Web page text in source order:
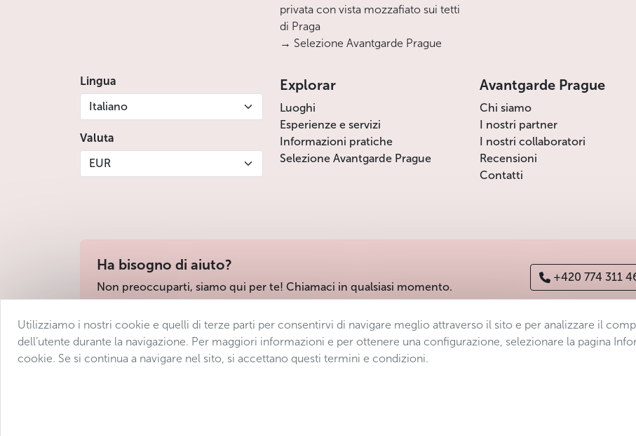
privata con vista mozzafiato sui tetti
di Praga
→ Selezione Avantgarde Prague
Lingua
Italiano
Valuta
EUR
Explorar
Luoghi
Esperienze e servizi
Informazioni pratiche
Selezione Avantgarde Prague
Avantgarde Prague
Chi siamo
I nostri partner
I nostri collaboratori
Recensioni
Contatti
Ha bisogno di aiuto?
Non preoccuparti, siamo qui per te! Chiamaci in qualsiasi momento.
+420 774 311
Condizioni di vendita Protezione dei dati Dichiarazione di accessibilità Manage consent Sitemap
Utilizziamo i nostri cookie e quelli di terze parti per consentirvi di navigare meglio attraverso il sito e per analizzare il
dell’utente durante la navigazione. Per maggiori informazioni e per ottenere una configurazione, selezionare la pagina
cookie. Se si continua a navigare nel sito, si accettano questi termini e condizioni.